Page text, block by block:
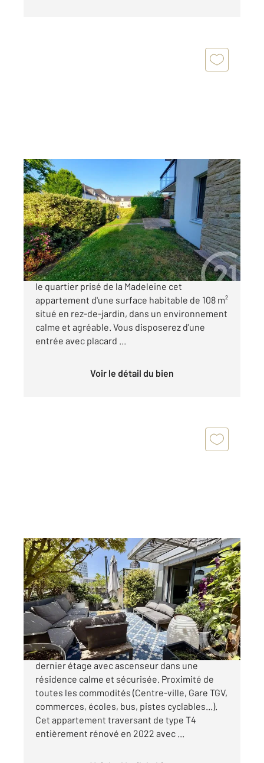
VANNES 56
108,07 m2, 4 pièces
Ref : 3556
Appartement à vendre
395 500 €
Nous vous invitons à découvrir à la vente dans
le quartier prisé de la Madeleine cet
appartement d'une surface habitable de 108 m²
situé en rez-de-jardin, dans un environnement
calme et agréable. Vous disposerez d'une
entrée avec placard ...
Voir le détail du bien
VANNES 56
86,90 m2, 4 pièces
Ref : 3286
Appartement T4 à vendre
416 000 €
VANNES - Centre-ville Situé au 3ème et
dernier étage avec ascenseur dans une
résidence calme et sécurisée. Proximité de
toutes les commodités (Centre-ville, Gare TGV,
commerces, écoles, bus, pistes cyclables...).
Cet appartement traversant de type T4
entièrement rénové en 2022 avec ...